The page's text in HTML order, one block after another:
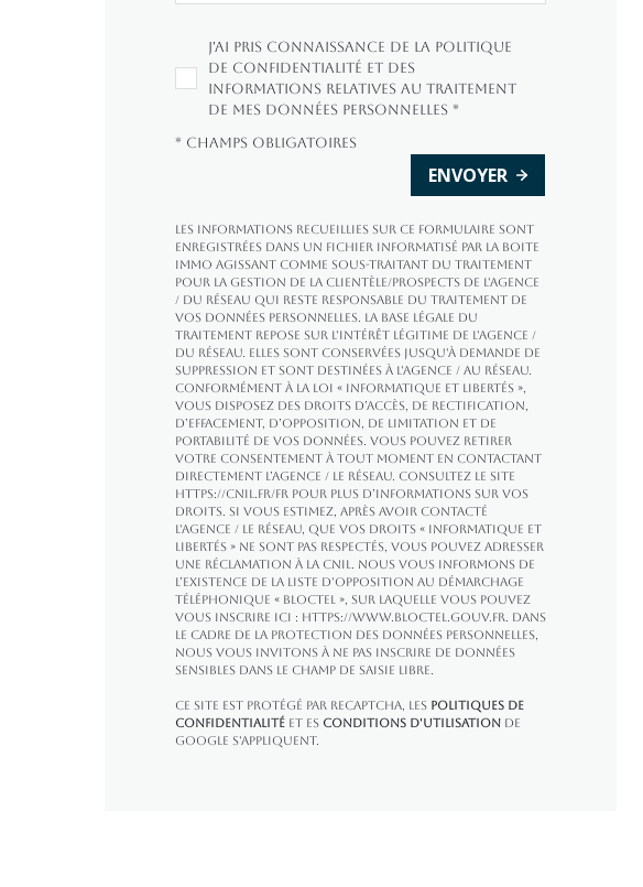
J'ai pris connaissance de la Politique
de confidentialité et des
informations relatives au traitement
de mes données personnelles *
* Champs obligatoires
ENVOYER
Les informations recueillies sur ce formulaire sont
enregistrées dans un fichier informatisé par La Boite
Immo agissant comme Sous-traitant du traitement
pour la gestion de la clientèle/prospects de l'Agence
/ du Réseau qui reste Responsable du Traitement de
vos Données personnelles. La base légale du
traitement repose sur l'intérêt légitime de l'Agence /
du Réseau. Elles sont conservées jusqu'à demande de
suppression et sont destinées à l'Agence / au Réseau.
Conformément à la loi « informatique et libertés »,
vous disposez des droits d’accès, de rectification,
d’effacement, d’opposition, de limitation et de
portabilité de vos données. Vous pouvez retirer
votre consentement à tout moment en contactant
directement l’Agence / Le Réseau. Consultez le site
https://cnil.fr/frpour plus d’informations sur vos
droits. Si vous estimez, après avoir contacté
l'Agence / le Réseau, que vos droits « Informatique et
Libertés » ne sont pas respectés, vous pouvez adresser
une réclamation à la CNIL. Nous vous informons de
l’existence de la liste d'opposition au démarchage
téléphonique « Bloctel », sur laquelle vous pouvez
vous inscrire ici : https://www.bloctel.gouv.fr. Dans
le cadre de la protection des Données personnelles,
nous vous invitons à ne pas inscrire de Données
sensibles dans le champ de saisie libre.
Ce site est protégé par reCAPTCHA, les Politiques de
Confidentialitéet es Conditions d'utilisationde
Google s'appliquent.